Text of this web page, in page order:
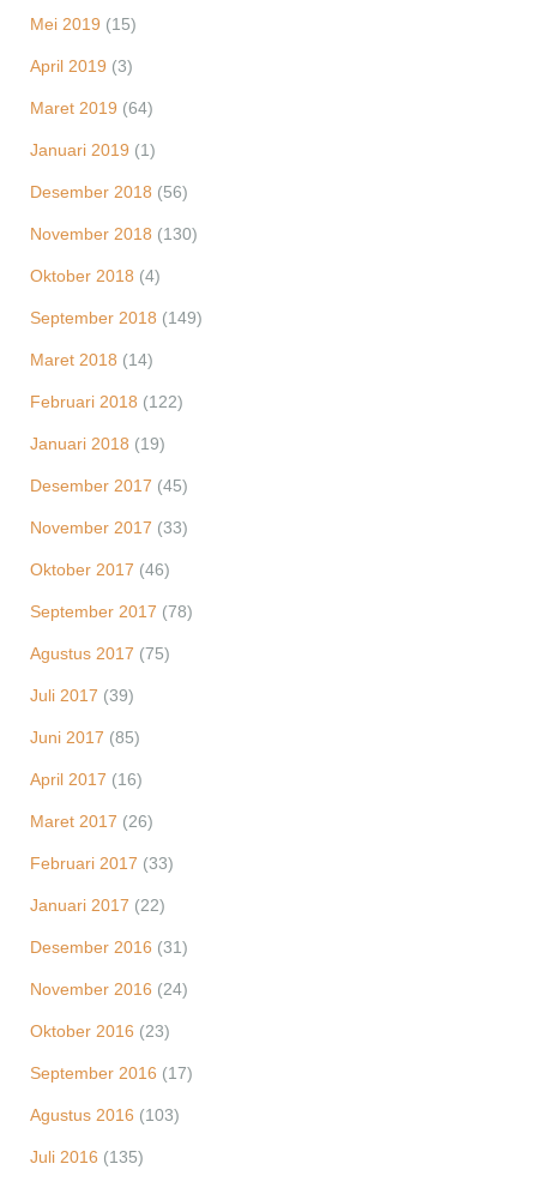
Mei 2019 (15)
April 2019 (3)
Maret 2019 (64)
Januari 2019 (1)
Desember 2018 (56)
November 2018 (130)
Oktober 2018 (4)
September 2018 (149)
Maret 2018 (14)
Februari 2018 (122)
Januari 2018 (19)
Desember 2017 (45)
November 2017 (33)
Oktober 2017 (46)
September 2017 (78)
Agustus 2017 (75)
Juli 2017 (39)
Juni 2017 (85)
April 2017 (16)
Maret 2017 (26)
Februari 2017 (33)
Januari 2017 (22)
Desember 2016 (31)
November 2016 (24)
Oktober 2016 (23)
September 2016 (17)
Agustus 2016 (103)
Juli 2016 (135)